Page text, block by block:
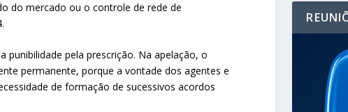
do mercado ou o controle de rede de
pela prescrição. Na apelação, o
permanente, porque a vontade dos agentes e
de formação de sucessivos acordos